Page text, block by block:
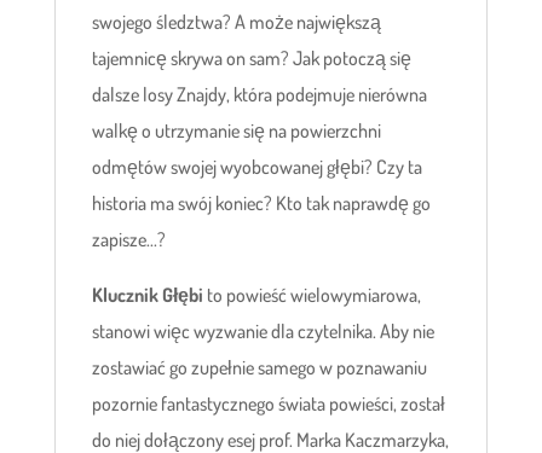
swojego śledztwa? A może największą
tajemnicę skrywa on sam? Jak potoczą się
dalsze losy Znajdy, która podejmuje nierówna
walkę o utrzymanie się na powierzchni
odmętów swojej wyobcowanej głębi? Czy ta
historia ma swój koniec? Kto tak naprawdę go
zapisze...?
Klucznik Głębi to powieść wielowymiarowa,
stanowi więc wyzwanie dla czytelnika. Aby nie
zostawiać go zupełnie samego w poznawaniu
pozornie fantastycznego świata powieści, został
do niej dołączony esej prof. Marka Kaczmarzyka,